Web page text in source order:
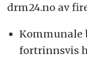
drm24.no av
Kommunale
fortrinnsvis